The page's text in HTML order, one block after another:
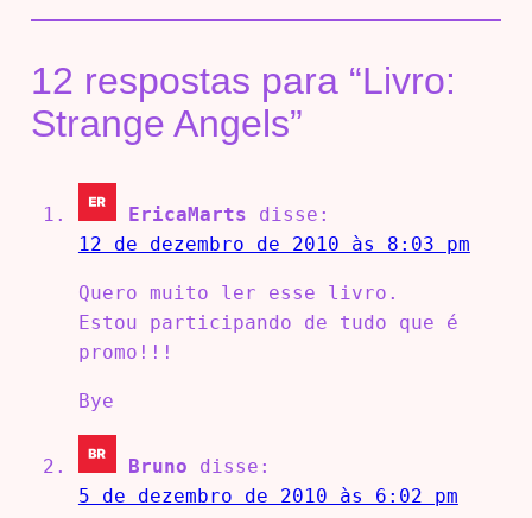
12 respostas para “Livro:
Strange Angels”
EricaMarts
disse:
12 de dezembro de 2010 às 8:03 pm
Quero muito ler esse livro.
Estou participando de tudo que é
promo!!!
Bye
Bruno
disse:
5 de dezembro de 2010 às 6:02 pm